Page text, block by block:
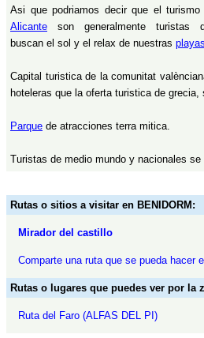
Asi que podriamos decir que el turismo
Alicante son generalmente turistas
buscan el sol y el relax de nuestras playas
Capital turistica de la comunitat
hoteleras que la oferta turistica de grecia,
Parque de atracciones terra mitica.
Turistas de medio mundo y nacionales se
Rutas o sitios a visitar en BENIDORM:
Mirador del castillo
Comparte una ruta que se pueda hacer
Rutas o lugares que puedes ver por la
Ruta del Faro (ALFAS DEL PI)